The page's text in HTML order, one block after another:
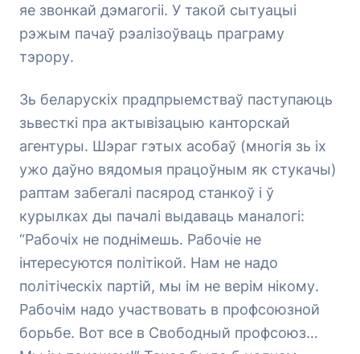
яе звонкай дэмагогіі. У такой сытуацыі
рэжым пачаў рэалізоўваць праграму
тэрору.
Зь беларускіх прадпрыемстваў паступаюць
зьвесткі пра актывізацыю канторскай
агентуры. Шэраг гэтых асобаў (многія зь іх
ужо даўно вядомыя працоўным як стукачы)
раптам забегалі пасярод станкоў і ў
курылках ды пачалі выдаваць маналогі:
“Рабочіх не поднімешь. Рабочіе не
інтересуются політікой. Нам не надо
політіческіх партій, мы ім не верім нікому.
Рабочім надо участвовать в профсоюзной
борьбе. Вот все в Свободный профсоюз…